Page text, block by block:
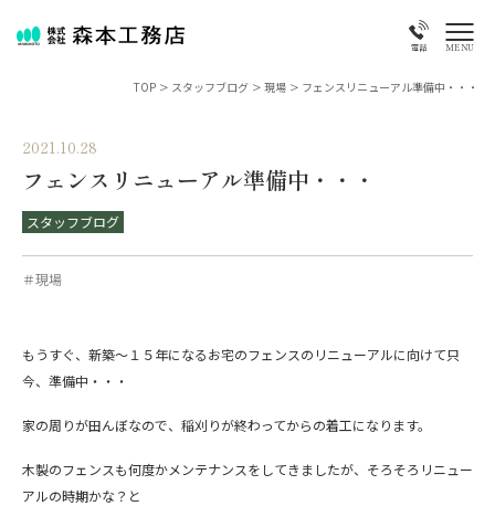
電話 MENU
TOP > スタッフブログ > 現場 > フェンスリニューアル準備中・・・
2021.10.28
フェンスリニューアル準備中・・・
スタッフブログ
＃現場
もうすぐ、新築～１５年になるお宅のフェンスのリニューアルに向けて只
今、準備中・・・
家の周りが田んぼなので、稲刈りが終わってからの着工になります。
木製のフェンスも何度かメンテナンスをしてきましたが、そろそろリニュー
アルの時期かな？と